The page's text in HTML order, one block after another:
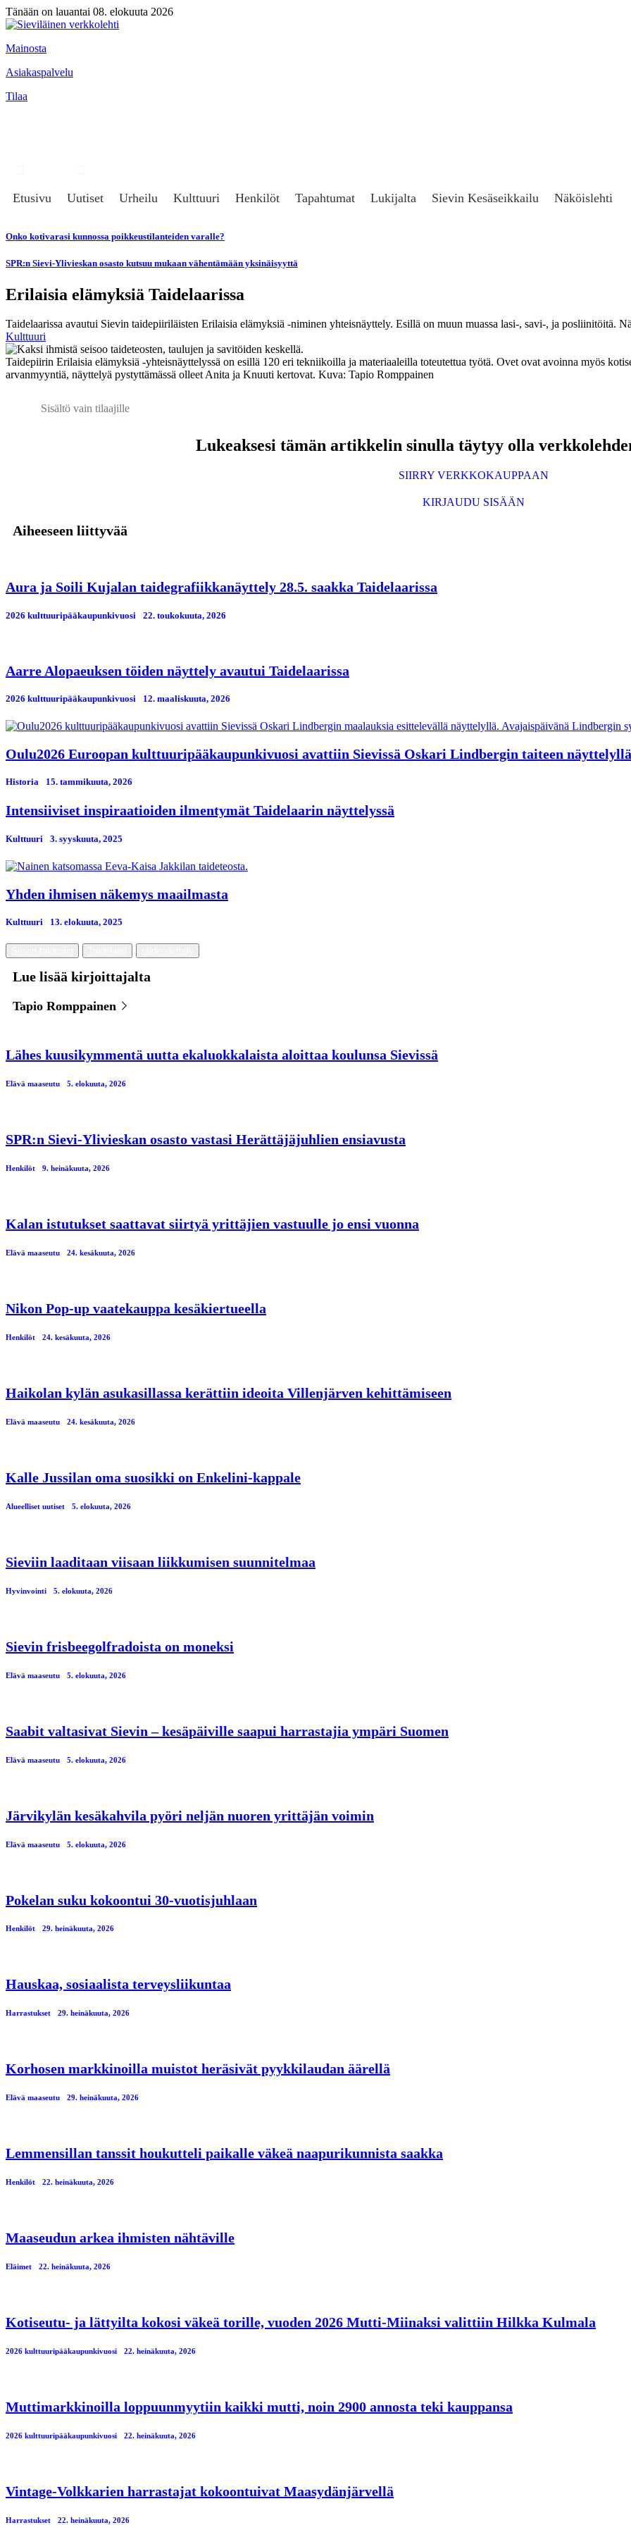
Tänään on lauantai 08. elokuuta 2026
Mainosta
Asiakaspalvelu
Tilaa
Etusivu Uutiset Urheilu Kulttuuri Henkilöt Tapahtumat Lukijalta Sievin Kesäseikkailu Näköislehti
Onko kotivarasi kunnossa poikkeustilanteiden varalle?
SPR:n Sievi-Ylivieskan osasto kutsuu mukaan vähentämään yksinäisyyttä
Erilaisia elämyksiä Taidelaarissa
Taidelaarissa avautui Sievin taidepiiriläisten Erilaisia elämyksiä -niminen yhteisnäyttely. Esillä on muun muassa lasi-, savi-, ja posliinitöitä.
Kulttuuri
Taidepiirin Erilaisia elämyksiä -yhteisnäyttelyssä on esillä 120 eri tekniikoilla ja materiaaleilla toteutettua työtä. Ovet ovat avoinna myös
arvanmyyntiä, näyttelyä pystyttämässä olleet Anita ja Knuuti kertovat. Kuva: Tapio Romppainen
Sisältö vain tilaajille
Lukeaksesi tämän artikkelin sinulla täytyy olla
SIIRRY VERKKOKAUPPAAN
KIRJAUDU SISÄÄN
Aiheeseen liittyvää
Aura ja Soili Kujalan taidegrafiikkanäyttely 28.5. saakka Taidelaarissa
2026 kulttuuripääkaupunkivuosi 22. toukokuuta, 2026
Aarre Alopaeuksen töiden näyttely avautui Taidelaarissa
2026 kulttuuripääkaupunkivuosi 12. maaliskuuta, 2026
Oulu2026 Euroopan kulttuuripääkaupunkivuosi avattiin Sievissä Oskari Lindbergin taiteen näyttelyllä
Historia 15. tammikuuta, 2026
Intensiiviset inspiraatioiden ilmentymät Taidelaarin näyttelyssä
Kulttuuri 3. syyskuuta, 2025
Yhden ihmisen näkemys maailmasta
Kulttuuri 13. elokuuta, 2025
Lue lisää kirjoittajalta
Tapio Romppainen
Lähes kuusikymmentä uutta ekaluokkalaista aloittaa koulunsa Sievissä
Elävä maaseutu 5. elokuuta, 2026
SPR:n Sievi-Ylivieskan osasto vastasi Herättäjäjuhlien ensiavusta
Henkilöt 9. heinäkuuta, 2026
Kalan istutukset saattavat siirtyä yrittäjien vastuulle jo ensi vuonna
Elävä maaseutu 24. kesäkuuta, 2026
Nikon Pop-up vaatekauppa kesäkiertueella
Henkilöt 24. kesäkuuta, 2026
Haikolan kylän asukasillassa kerättiin ideoita Villenjärven kehittämiseen
Elävä maaseutu 24. kesäkuuta, 2026
Kalle Jussilan oma suosikki on Enkelini-kappale
Alueelliset uutiset 5. elokuuta, 2026
Sieviin laaditaan viisaan liikkumisen suunnitelmaa
Hyvinvointi 5. elokuuta, 2026
Sievin frisbeegolfradoista on moneksi
Elävä maaseutu 5. elokuuta, 2026
Saabit valtasivat Sievin – kesäpäiville saapui harrastajia ympäri Suomen
Elävä maaseutu 5. elokuuta, 2026
Järvikylän kesäkahvila pyöri neljän nuoren yrittäjän voimin
Elävä maaseutu 5. elokuuta, 2026
Pokelan suku kokoontui 30-vuotisjuhlaan
Henkilöt 29. heinäkuuta, 2026
Hauskaa, sosiaalista terveysliikuntaa
Harrastukset 29. heinäkuuta, 2026
Korhosen markkinoilla muistot heräsivät pyykkilaudan äärellä
Elävä maaseutu 29. heinäkuuta, 2026
Lemmensillan tanssit houkutteli paikalle väkeä naapurikunnista saakka
Henkilöt 22. heinäkuuta, 2026
Maaseudun arkea ihmisten nähtäville
Eläimet 22. heinäkuuta, 2026
Kotiseutu- ja lättyilta kokosi väkeä torille, vuoden 2026 Mutti-Miinaksi valittiin Hilkka Kulmala
2026 kulttuuripääkaupunkivuosi 22. heinäkuuta, 2026
Muttimarkkinoilla loppuunmyytiin kaikki mutti, noin 2900 annosta teki kauppansa
2026 kulttuuripääkaupunkivuosi 22. heinäkuuta, 2026
Vintage-Volkkarien harrastajat kokoontuivat Maasydänjärvellä
Harrastukset 22. heinäkuuta, 2026